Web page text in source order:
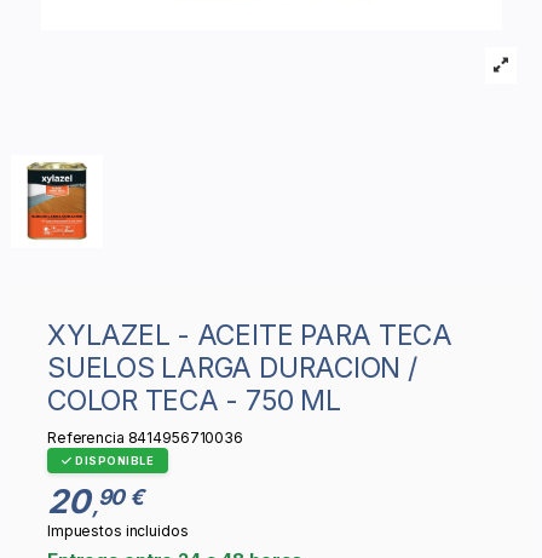
XYLAZEL - ACEITE PARA TECA
SUELOS LARGA DURACION /
COLOR TECA - 750 ML
Referencia 8414956710036
DISPONIBLE
20,90 €
Impuestos incluidos